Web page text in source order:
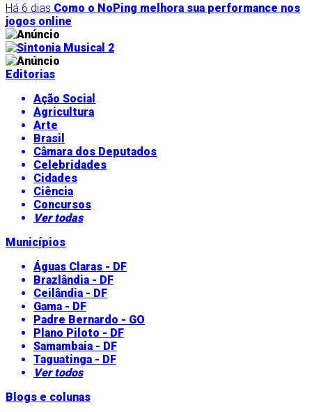
Há 6 dias Como o NoPing melhora sua performance nos
jogos online
Editorias
Ação Social
Agricultura
Arte
Brasil
Câmara dos Deputados
Celebridades
Cidades
Ciência
Concursos
Ver todas
Municípios
Águas Claras - DF
Brazlândia - DF
Ceilândia - DF
Gama - DF
Padre Bernardo - GO
Plano Piloto - DF
Samambaia - DF
Taguatinga - DF
Ver todos
Blogs e colunas